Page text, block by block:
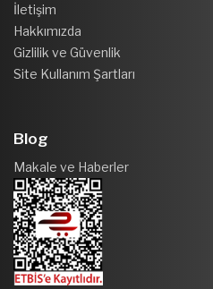
İletişim
Hakkımızda
Gizlilik ve Güvenlik
Site Kullanım Şartları
Blog
Makale ve Haberler